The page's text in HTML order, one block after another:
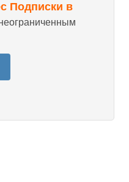
Подписки в